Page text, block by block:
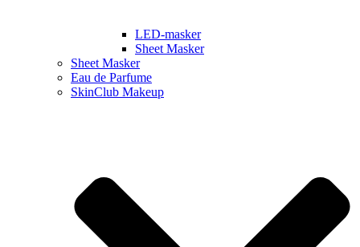
LED-masker
Sheet Masker
Sheet Masker
Eau de Parfume
SkinClub Makeup